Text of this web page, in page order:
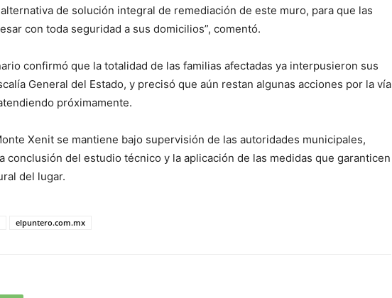
de solución integral de remediación de este muro, para que las
con toda seguridad a sus domicilios”, comentó.
confirmó que la totalidad de las familias afectadas ya interpusieron sus
General del Estado, y precisó que aún restan algunas acciones por la vía
próximamente.
Xenit se mantiene bajo supervisión de las autoridades municipales,
conclusión del estudio técnico y la aplicación de las medidas que garanticen
del lugar.
elpuntero.com.mx